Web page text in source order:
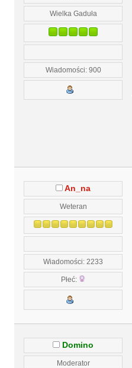
Wielka Gaduła
Wiadomości: 900
An_na
Weteran
Wiadomości: 2233
Płeć:
Domino
Moderator